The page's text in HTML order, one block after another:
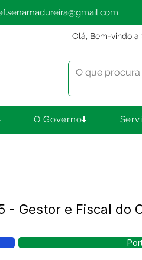
Olá, Bem-vindo a
O Governo⬇️
- Gestor e Fiscal do